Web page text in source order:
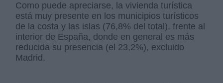
Como puede apreciarse, la vivienda turística
está muy presente en los municipios turísticos
de la costa y las islas (76,8% del total), frente al
interior de España, donde en general es más
reducida su presencia (el 23,2%), excluido
Madrid.